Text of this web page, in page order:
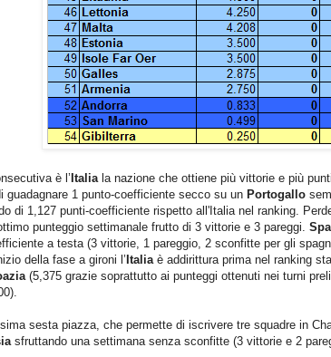
è l’ Italiala nazione che ottiene più vittorie e più
guadagnare 1 punto-coefficiente secco su un Portogallo
di 1,127 punti-coefficiente rispetto all'Italia nel ranking.
punteggio settimanale frutto di 3 vittorie e 3 pareggi.
a testa (3 vittorie, 1 pareggio, 2 sconfitte per gli
della fase a gironi l’ Italiaè addirittura prima nel ranking
(5,375 grazie soprattutto ai punteggi ottenuti nei turni
sesta piazza, che permette di iscrivere tre squadre in
sfruttando una settimana senza sconfitte (3 vittorie e 2